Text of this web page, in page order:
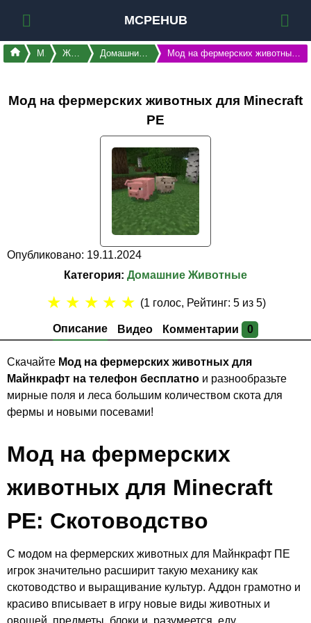
MCPEHUB
Моды Животные Домашние Животные Мод на фермерских животных для Майнкрафт ПЕ
Мод на фермерских животных для Minecraft
PE
Опубликовано: 19.11.2024
Категория: Домашние Животные
Описание Видео Комментарии 0
★ ★ ★ ★ ★ (1 голос, Рейтинг:5 из 5)
Скачайте Мод на фермерских животных для
Майнкрафт на телефон бесплатно и разнообразьте
мирные поля и леса большим количеством скота для
фермы и новыми посевами!
Мод на фермерских
животных для Minecraft
PE: Скотоводство
С модом на фермерских животных для Майнкрафт ПЕ
игрок значительно расширит такую механику как
скотоводство и выращивание культур. Аддон грамотно и
красиво вписывает в игру новые виды животных и
овощей, предметы, блоки и, разумеется, еду.